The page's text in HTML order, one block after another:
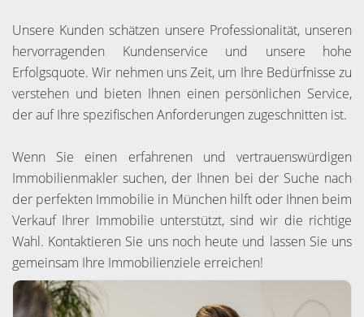
Unsere Kunden schätzen unsere Professionalität, unseren
hervorragenden Kundenservice und unsere hohe
Erfolgsquote. Wir nehmen uns Zeit, um Ihre Bedürfnisse zu
verstehen und bieten Ihnen einen persönlichen Service,
der auf Ihre spezifischen Anforderungen zugeschnitten ist.
Wenn Sie einen erfahrenen und vertrauenswürdigen
Immobilienmakler suchen, der Ihnen bei der Suche nach
der perfekten Immobilie in München hilft oder Ihnen beim
Verkauf Ihrer Immobilie unterstützt, sind wir die richtige
Wahl. Kontaktieren Sie uns noch heute und lassen Sie uns
gemeinsam Ihre Immobilienziele erreichen!